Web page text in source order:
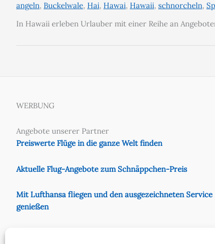
angeln, Buckelwale, Hai, Hawai, Hawaii, schnorcheln,
In Hawaii erleben Urlauber mit einer Reihe an
WERBUNG
Angebote unserer Partner
Preiswerte Flüge in die ganze Welt finden
Aktuelle Flug-Angebote zum Schnäppchen-Preis
Mit Lufthansa fliegen und den ausgezeichneten Service
genießen